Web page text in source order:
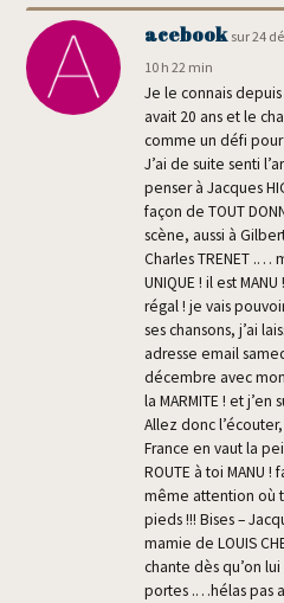
acebook sur 24
10 h 22 min
Je le connais
avait 20 ans et le
comme un défi pour
J’ai de suite sen­ti
pen­ser à Jacques
façon de TOUT
scène, aus­si à
Charles TRENET .…
UNIQUE ! il est
régal ! je vais
ses chan­sons, j’ai
adresse email
décembre avec
la MARMITE ! et j’en
Allez donc
France en vaut la
ROUTE à toi MANU !
même atten­tion où
pieds !!! Bises –
mamie de LOUIS
chante dès qu’on
portes .…hélas pas